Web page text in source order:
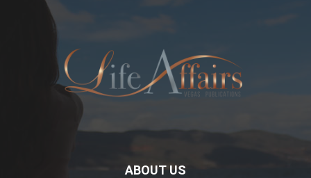
ABOUT US